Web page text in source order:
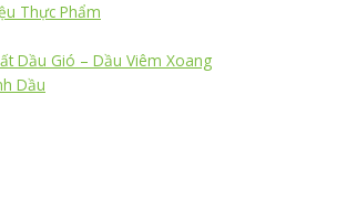
Thực Phẩm
Dầu Gió – Dầu Viêm Xoang
Dầu